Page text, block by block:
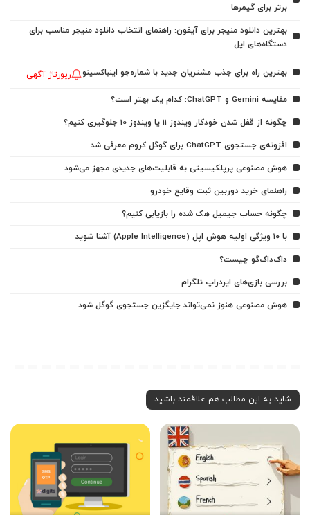
برتر برای گیمرها
بهترین دانلود منیجر برای آیفون: راهنمای انتخاب دانلود منیجر مناسب برای
دستگاه‌های اپل
بهترین راه برای جذب مشتریان جدید با شماره‌جو اینباکسینو رپورتاژ آگهی
مقایسه Gemini و ChatGPT: کدام یک بهتر است؟
چگونه از قفل شدن خودکار ویندوز 11 یا ویندوز 10 جلوگیری کنیم؟
افزونه‌ی جستجوی ChatGPT برای گوگل کروم معرفی شد
هوش مصنوعی پرپلکیسیتی به قابلیت‌های جدیدی مجهز می‌شود
راهنمای خرید دوربین ثبت وقایع خودرو
چگونه حساب جیمیل هک شده را بازیابی کنیم؟
با ۱۰ ویژگی اولیه هوش اپل (Apple Intelligence) آشنا شوید
داک‌داک‌گو چیست؟
بررسی بازی‌های ایردراپ تلگرام
هوش مصنوعی هنوز نمی‌تواند جایگزین جستجوی گوگل شود
شاید به این مطالب هم علاقمند باشید